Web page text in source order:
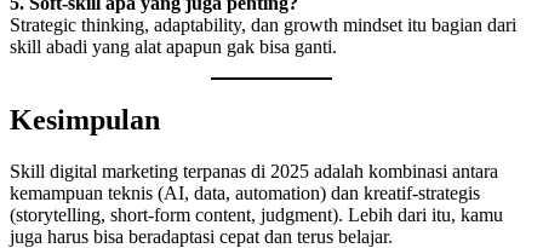
Strategic thinking, adaptability, dan growth mindset itu bagian dari
skill abadi yang alat apapun gak bisa ganti.
Kesimpulan
Skill digital marketing terpanas di 2025 adalah kombinasi antara
kemampuan teknis (AI, data, automation) dan kreatif-strategis
(storytelling, short-form content, judgment). Lebih dari itu, kamu
juga harus bisa beradaptasi cepat dan terus belajar.